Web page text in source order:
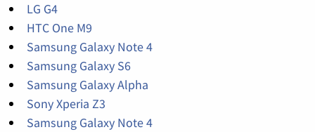
LG G4
HTC One M9
Samsung Galaxy Note 4
Samsung Galaxy S6
Samsung Galaxy Alpha
Sony Xperia Z3
Samsung Galaxy Note 4